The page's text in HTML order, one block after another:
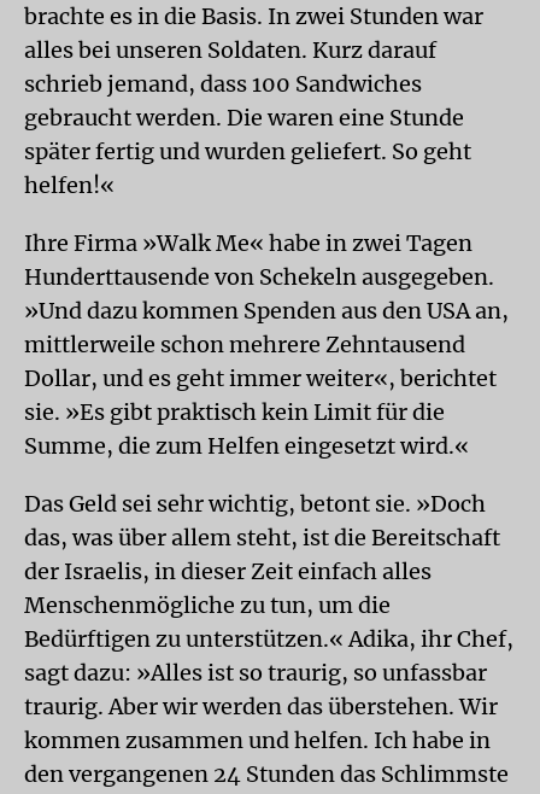
brachte es in die Basis. In zwei Stunden war
alles bei unseren Soldaten. Kurz darauf
schrieb jemand, dass 100 Sandwiches
gebraucht werden. Die waren eine Stunde
später fertig und wurden geliefert. So geht
helfen!«
Ihre Firma »Walk Me« habe in zwei Tagen
Hunderttausende von Schekeln ausgegeben.
»Und dazu kommen Spenden aus den USA an,
mittlerweile schon mehrere Zehntausend
Dollar, und es geht immer weiter«, berichtet
sie. »Es gibt praktisch kein Limit für die
Summe, die zum Helfen eingesetzt wird.«
Das Geld sei sehr wichtig, betont sie. »Doch
das, was über allem steht, ist die Bereitschaft
der Israelis, in dieser Zeit einfach alles
Menschenmögliche zu tun, um die
Bedürftigen zu unterstützen.« Adika, ihr Chef,
sagt dazu: »Alles ist so traurig, so unfassbar
traurig. Aber wir werden das überstehen. Wir
kommen zusammen und helfen. Ich habe in
den vergangenen 24 Stunden das Schlimmste